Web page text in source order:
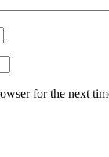
for the next